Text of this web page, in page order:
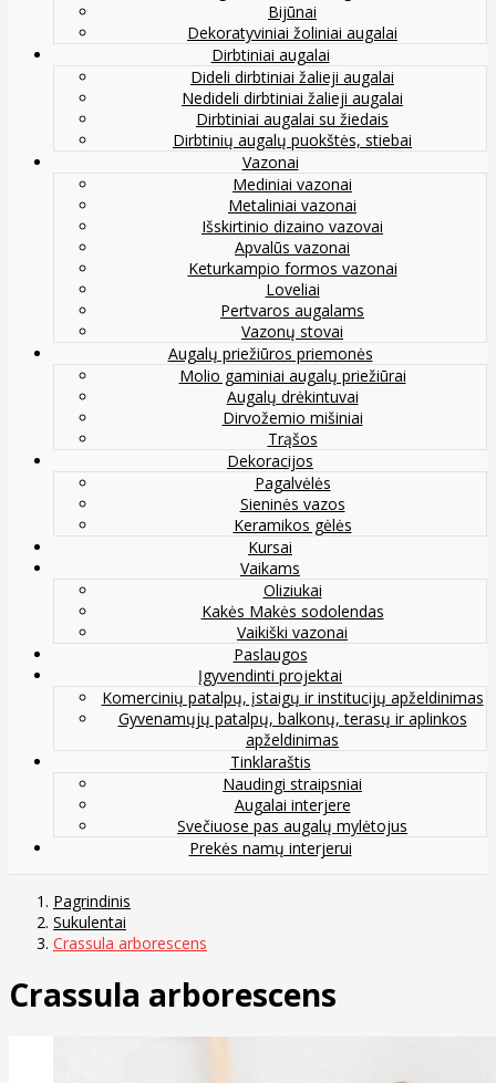
Bijūnai
Dekoratyviniai žoliniai augalai
Dirbtiniai augalai
Dideli dirbtiniai žalieji augalai
Nedideli dirbtiniai žalieji augalai
Dirbtiniai augalai su žiedais
Dirbtinių augalų puokštės, stiebai
Vazonai
Mediniai vazonai
Metaliniai vazonai
Išskirtinio dizaino vazovai
Apvalūs vazonai
Keturkampio formos vazonai
Loveliai
Pertvaros augalams
Vazonų stovai
Augalų priežiūros priemonės
Molio gaminiai augalų priežiūrai
Augalų drėkintuvai
Dirvožemio mišiniai
Trąšos
Dekoracijos
Pagalvėlės
Sieninės vazos
Keramikos gėlės
Kursai
Vaikams
Oliziukai
Kakės Makės sodolendas
Vaikiški vazonai
Paslaugos
Įgyvendinti projektai
Komercinių patalpų, įstaigų ir institucijų apželdinimas
Gyvenamųjų patalpų, balkonų, terasų ir aplinkos
apželdinimas
Tinklaraštis
Naudingi straipsniai
Augalai interjere
Svečiuose pas augalų mylėtojus
Prekės namų interjerui
Pagrindinis
Sukulentai
Crassula arborescens
Crassula arborescens